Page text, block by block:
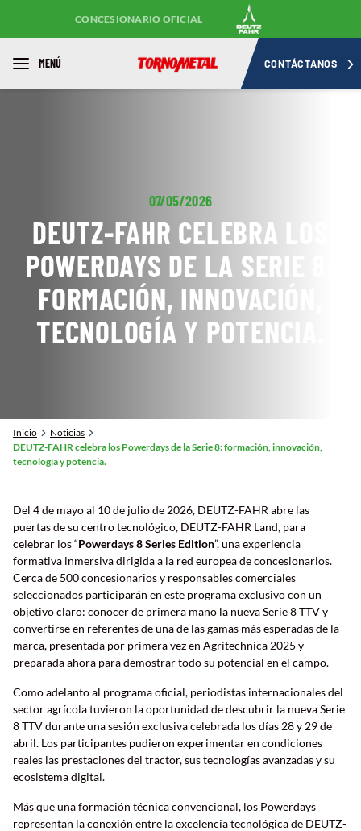
CONCESIONARIO OFICIAL
MENÚ CONTÁCTANOS
07/05/2026
DEUTZ-FAHR CELEBRA LOS
POWERDAYS DE LA SERIE 8:
FORMACIÓN, INNOVACIÓN,
TECNOLOGÍA Y POTENCIA.
Inicio
Noticias
DEUTZ-FAHR celebra los Powerdays de la Serie 8: formación, innovación,
tecnología y potencia.
Del 4 de mayo al 10 de julio de 2026, DEUTZ-FAHR abre las
puertas de su centro tecnológico, DEUTZ-FAHR Land, para
celebrar los “Powerdays 8 Series Edition”, una experiencia
formativa inmersiva dirigida a la red europea de concesionarios.
Cerca de 500 concesionarios y responsables comerciales
seleccionados participarán en este programa exclusivo con un
objetivo claro: conocer de primera mano la nueva Serie 8 TTV y
convertirse en referentes de una de las gamas más esperadas de la
marca, presentada por primera vez en Agritechnica 2025 y
preparada ahora para demostrar todo su potencial en el campo.
Como adelanto al programa oficial, periodistas internacionales del
sector agrícola tuvieron la oportunidad de descubrir la nueva Serie
8 TTV durante una sesión exclusiva celebrada los días 28 y 29 de
abril. Los participantes pudieron experimentar en condiciones
reales las prestaciones del tractor, sus tecnologías avanzadas y su
ecosistema digital.
Más que una formación técnica convencional, los Powerdays
representan la conexión entre la excelencia tecnológica de DEUTZ-